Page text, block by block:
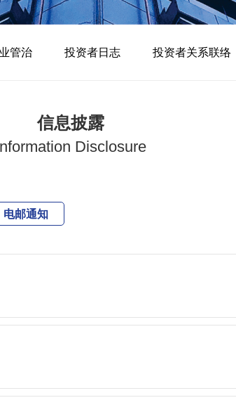
管治 投资者日志 投资者关系联络
信息披露
Disclosure
电邮通知